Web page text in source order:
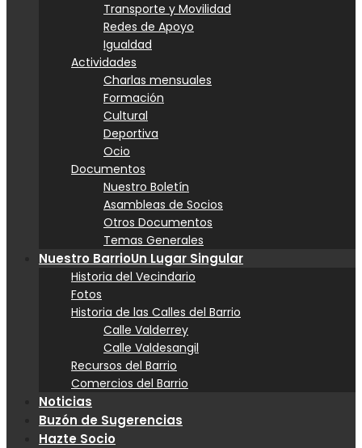
Transporte y Movilidad
Redes de Apoyo
Igualdad
Actividades
Charlas mensuales
Formación
Cultural
Deportiva
Ocio
Documentos
Nuestro Boletín
Asambleas de Socios
Otros Documentos
Temas Generales
Nuestro BarrioUn Lugar Singular
Historia del Vecindario
Fotos
Historia de las Calles del Barrio
Calle Valderrey
Calle Valdesangil
Recursos del Barrio
Comercios del Barrio
Noticias
Buzón de Sugerencias
Hazte Socio